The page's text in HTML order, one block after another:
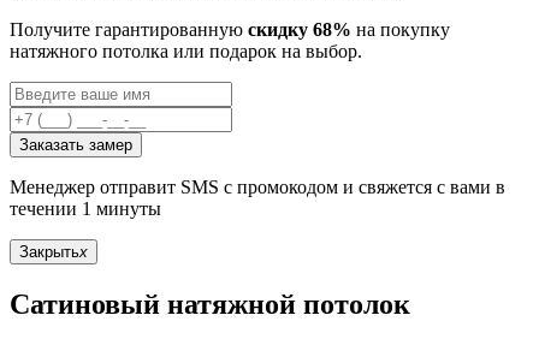
Получите гарантированную скидку 68% на покупку
натяжного потолка или подарок на выбор.
Заказать замер
Менеджер отправит SMS с промокодом и свяжется с вами в
течении 1 минуты
Закрытьx
Сатиновый натяжной потолок